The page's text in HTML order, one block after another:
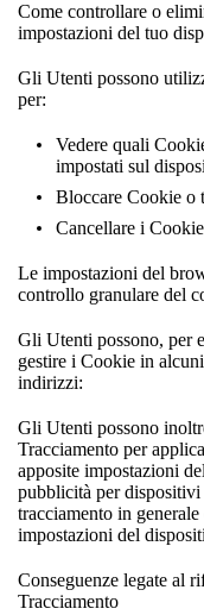
Come controllare o
impostazioni del tuo
Gli Utenti possono
per:
Vedere quali
impostati sul
Bloccare Cookie o
Cancellare i
Le impostazioni del
controllo granulare del
Gli Utenti possono, per
gestire i Cookie in
indirizzi:
Gli Utenti possono
Tracciamento per
apposite impostazioni
pubblicità per
tracciamento in
impostazioni del
Conseguenze legate al
Tracciamento